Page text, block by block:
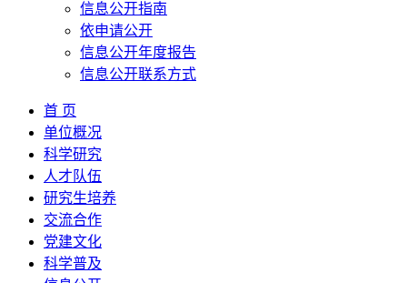
信息公开指南
依申请公开
信息公开年度报告
信息公开联系方式
首 页
单位概况
科学研究
人才队伍
研究生培养
交流合作
党建文化
科学普及